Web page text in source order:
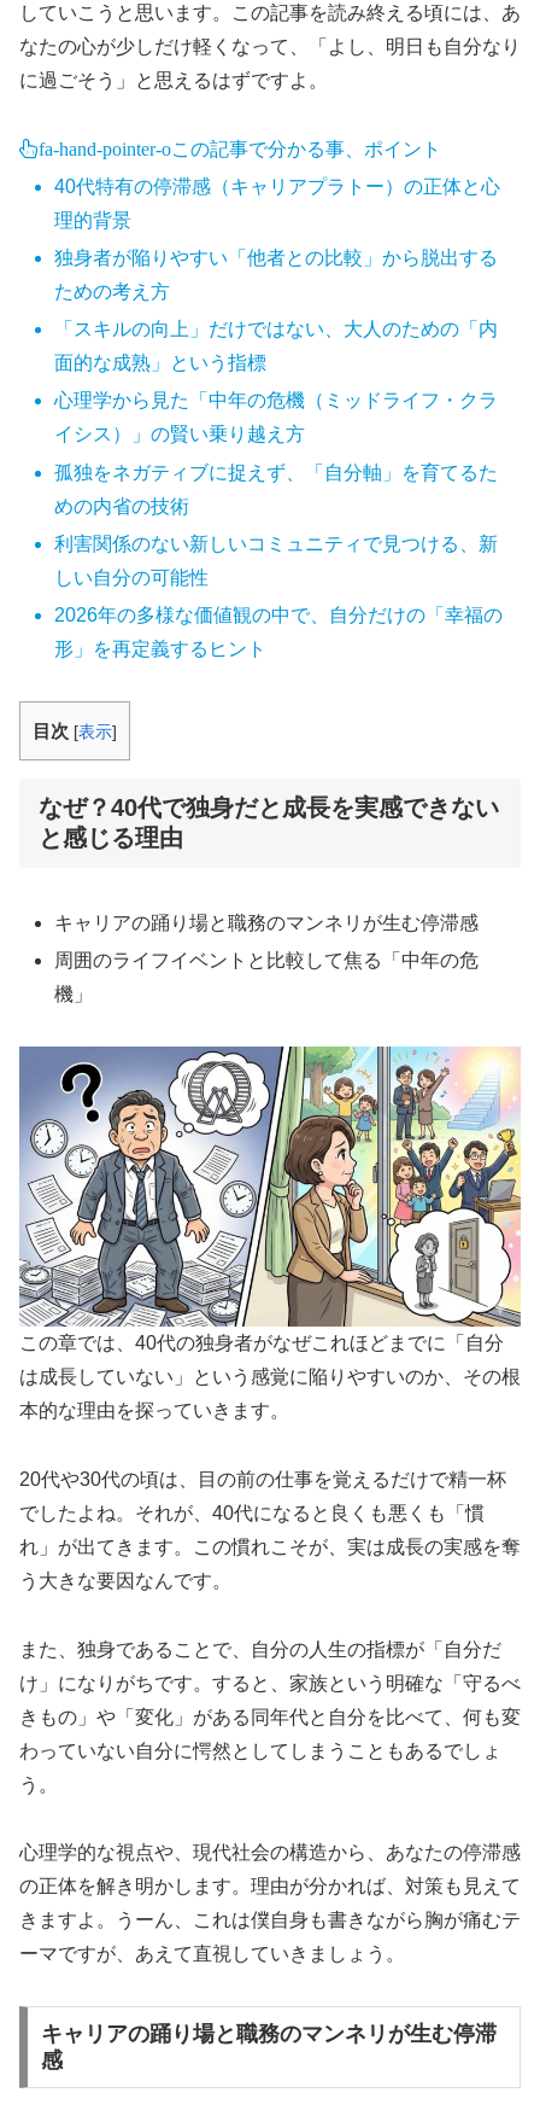
していこうと思います。この記事を読み終える頃には、あ
なたの心が少しだけ軽くなって、「よし、明日も自分なり
に過ごそう」と思えるはずですよ。
fa-hand-pointer-oこの記事で分かる事、ポイント
40代特有の停滞感（キャリアプラトー）の正体と心
理的背景
独身者が陥りやすい「他者との比較」から脱出する
ための考え方
「スキルの向上」だけではない、大人のための「内
面的な成熟」という指標
心理学から見た「中年の危機（ミッドライフ・クラ
イシス）」の賢い乗り越え方
孤独をネガティブに捉えず、「自分軸」を育てるた
めの内省の技術
利害関係のない新しいコミュニティで見つける、新
しい自分の可能性
2026年の多様な価値観の中で、自分だけの「幸福の
形」を再定義するヒント
目次 [表示]
なぜ？40代で独身だと成長を実感できない
と感じる理由
キャリアの踊り場と職務のマンネリが生む停滞感
周囲のライフイベントと比較して焦る「中年の危
機」
この章では、40代の独身者がなぜこれほどまでに「自分
は成長していない」という感覚に陥りやすいのか、その根
本的な理由を探っていきます。
20代や30代の頃は、目の前の仕事を覚えるだけで精一杯
でしたよね。それが、40代になると良くも悪くも「慣
れ」が出てきます。この慣れこそが、実は成長の実感を奪
う大きな要因なんです。
また、独身であることで、自分の人生の指標が「自分だ
け」になりがちです。すると、家族という明確な「守るべ
きもの」や「変化」がある同年代と自分を比べて、何も変
わっていない自分に愕然としてしまうこともあるでしょ
う。
心理学的な視点や、現代社会の構造から、あなたの停滞感
の正体を解き明かします。理由が分かれば、対策も見えて
きますよ。うーん、これは僕自身も書きながら胸が痛むテ
ーマですが、あえて直視していきましょう。
キャリアの踊り場と職務のマンネリが生む停滞
感